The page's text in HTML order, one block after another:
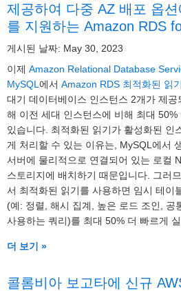
제공하여 다중 AZ 배포 옵션
를 지원하는 Amazon RDS
게시된 날짜: May 30, 2023
이제 Amazon Relational Database
MySQL 에서 Amazon RDS 최적화된 읽기
대기 데이터베이스 인스턴스 2개가 제
해 이전 세대 인스턴스에 비해 최대
있습니다. 최적화된 읽기가 활성화된 인
게 처리할 수 있는 이유는, MySQL에서
서버에 물리적으로 연결되어 있는 로컬
스토리지에 배치하기 때문입니다. 그러
서 최적화된 읽기를 사용하면 임시 테이
(예: 정렬, 해시 집계, 높은 로드 조인, 공
사용하는 쿼리)를 최대 50% 더 빠르게
더 보기 »
콜롬비아 보고타에 신규